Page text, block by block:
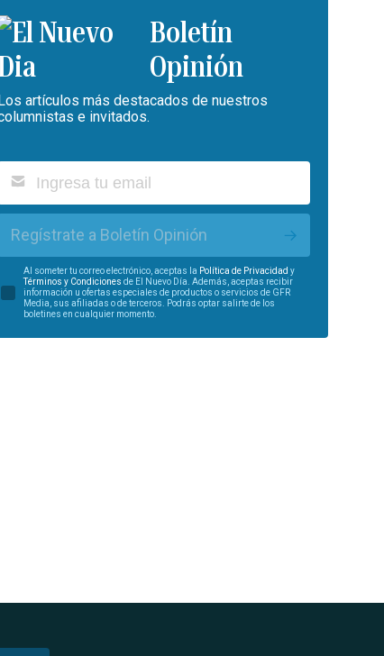
Boletín
Opinión
artículos más destacados de nuestros
e invitados.
Regístrate a Boletín Opinión
Al someter tu correo electrónico, aceptas la Política de Privacidad y
Términos y Condiciones de El Nuevo Día. Además, aceptas recibir
información u ofertas especiales de productos o servicios de GFR
Media, sus afiliadas o de terceros. Podrás optar salirte de los
boletines en cualquier momento.